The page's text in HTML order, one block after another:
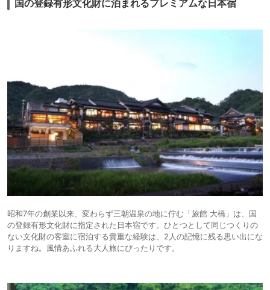
国の登録有形文化財に泊まれるプレミアムな日本宿
昭和7年の創業以来、変わらず三朝温泉の地に佇む「旅館 大橋」は、国
の登録有形文化財に指定された日本宿です。ひとつとして同じつくりの
ない文化財の客室に宿泊する貴重な経験は、2人の記憶に残る思い出にな
りますね。風情あふれる大人旅にぴったりです。